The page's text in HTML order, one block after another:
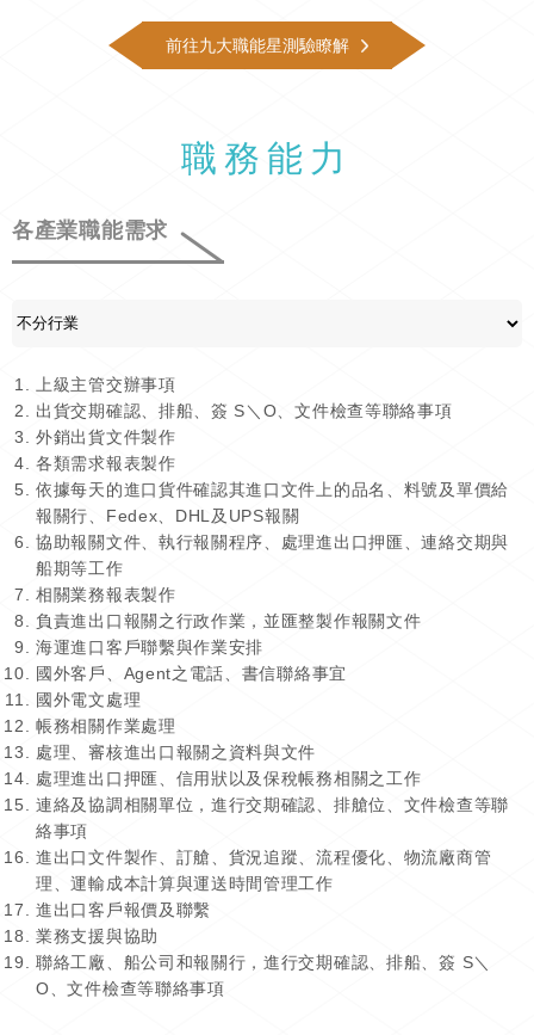
前往九大職能星測驗瞭解
職務能力
各產業職能需求
上級主管交辦事項
出貨交期確認、排船、簽 S＼O、文件檢查等聯絡事項
外銷出貨文件製作
各類需求報表製作
依據每天的進口貨件確認其進口文件上的品名、料號及單價給
報關行、Fedex、DHL及UPS報關
協助報關文件、執行報關程序、處理進出口押匯、連絡交期與
船期等工作
相關業務報表製作
負責進出口報關之行政作業，並匯整製作報關文件
海運進口客戶聯繫與作業安排
國外客戶、Agent之電話、書信聯絡事宜
國外電文處理
帳務相關作業處理
處理、審核進出口報關之資料與文件
處理進出口押匯、信用狀以及保稅帳務相關之工作
連絡及協調相關單位，進行交期確認、排艙位、文件檢查等聯
絡事項
進出口文件製作、訂艙、貨況追蹤、流程優化、物流廠商管
理、運輸成本計算與運送時間管理工作
進出口客戶報價及聯繫
業務支援與協助
聯絡工廠、船公司和報關行，進行交期確認、排船、簽 S＼
O、文件檢查等聯絡事項